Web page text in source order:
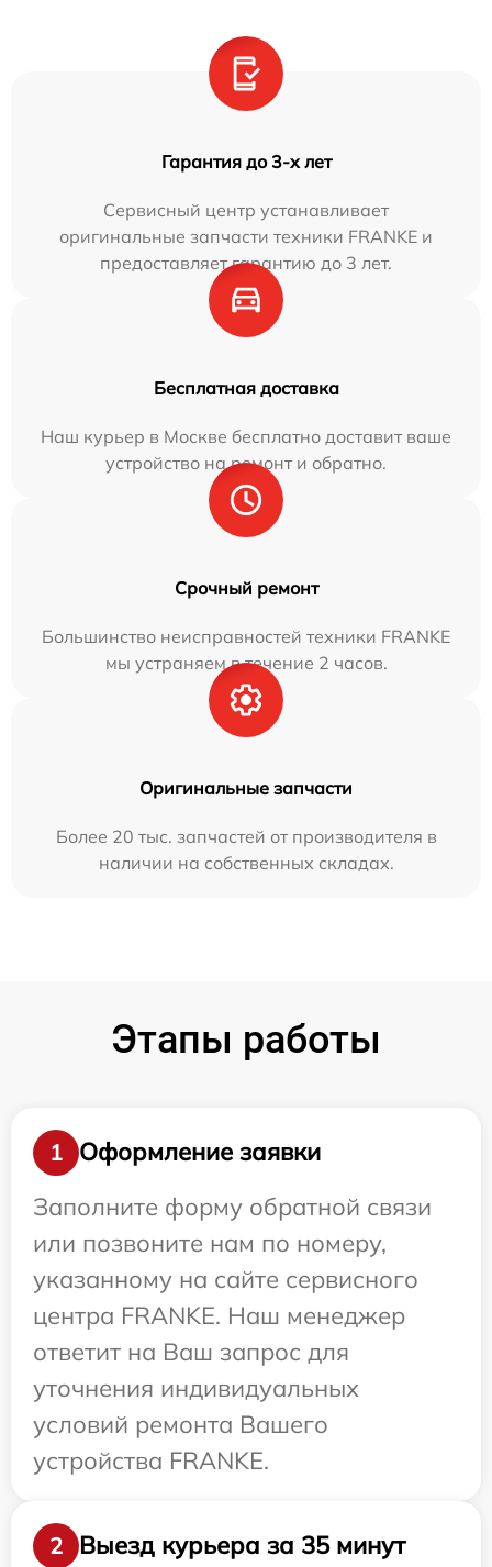
Гарантия до 3-х лет
Сервисный центр устанавливает
оригинальные запчасти техники FRANKE и
предоставляет гарантию до 3 лет.
Бесплатная доставка
Наш курьер в Москве бесплатно доставит ваше
устройство на ремонт и обратно.
Срочный ремонт
Большинство неисправностей техники FRANKE
мы устраняем в течение 2 часов.
Оригинальные запчасти
Более 20 тыс. запчастей от производителя в
наличии на собственных складах.
Этапы работы
1
Оформление заявки
Заполните форму обратной связи
или позвоните нам по номеру,
указанному на сайте сервисного
центра FRANKE. Наш менеджер
ответит на Ваш запрос для
уточнения индивидуальных
условий ремонта Вашего
устройства FRANKE.
2 Выезд курьера за 35 минут